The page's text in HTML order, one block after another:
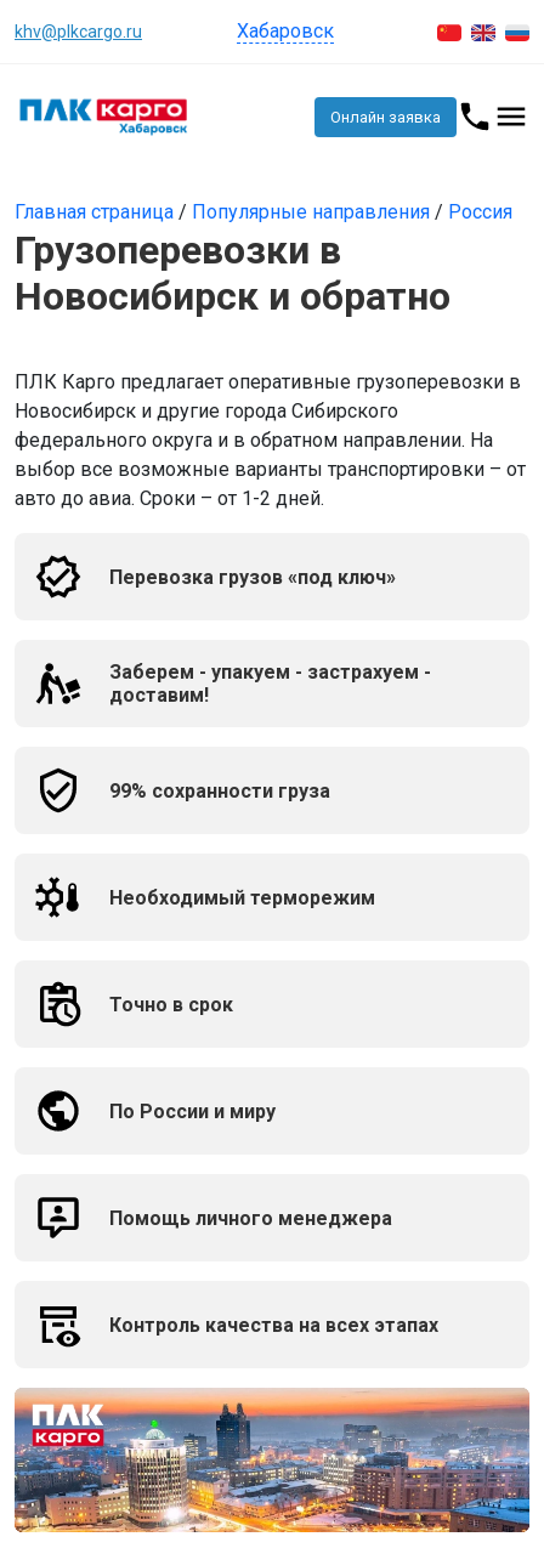
khv@plkcargo.ru Хабаровск
Онлайн заявка
Главная страница / Популярные направления / Россия
Грузоперевозки в
Новосибирск и обратно
ПЛК Карго предлагает оперативные грузоперевозки в
Новосибирск и другие города Сибирского
федерального округа и в обратном направлении. На
выбор все возможные варианты транспортировки – от
авто до авиа. Сроки – от 1-2 дней.
Перевозка грузов «под ключ»
Заберем - упакуем - застрахуем -
доставим!
99% сохранности груза
Необходимый терморежим
Точно в срок
По России и миру
Помощь личного менеджера
Контроль качества на всех этапах